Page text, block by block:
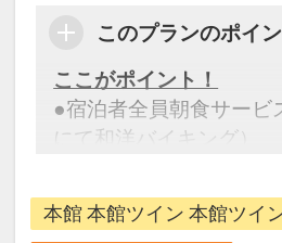
設定期間：2024年6月
30日
インターネットコース番
このプランのポイ
ここがポイント！
●宿泊者全員朝食サービ
にて和洋バイキング）
※旅行代金に含まれま
本館 本館ツイン 本館ツイ